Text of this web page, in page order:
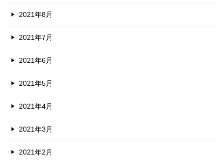
2021年8月
2021年7月
2021年6月
2021年5月
2021年4月
2021年3月
2021年2月